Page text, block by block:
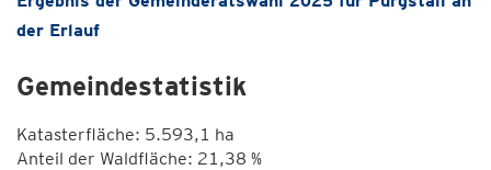
der Erlauf
Gemeindestatistik
Katasterfläche: 5.593,1 ha
Anteil der Waldfläche: 21,38 %